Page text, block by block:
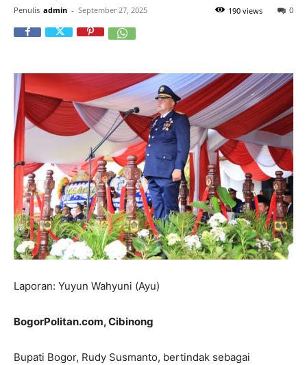
Penulis admin - September 27, 2025 0
190 views
Laporan: Yuyun Wahyuni (Ayu)
BogorPolitan.com, Cibinong
Bupati Bogor, Rudy Susmanto, bertindak sebagai